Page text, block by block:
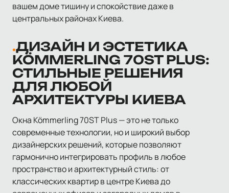
вашем доме тишину и спокойствие даже в
центральных районах Киева.
ДИЗАЙН И ЭСТЕТИКА
KÖMMERLING 70ST PLUS:
СТИЛЬНЫЕ РЕШЕНИЯ
ДЛЯ ЛЮБОЙ
АРХИТЕКТУРЫ КИЕВА
Окна Kömmerling 70ST Plus — это не только
современные технологии, но и широкий выбор
дизайнерских решений, которые позволяют
гармонично интегрировать профиль в любое
пространство и архитектурный стиль: от
классических квартир в центре Киева до